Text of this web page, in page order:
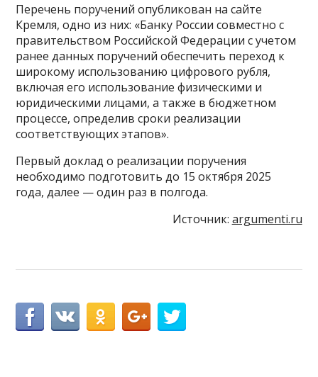
Перечень поручений опубликован на сайте
Кремля, одно из них: «Банку России совместно с
правительством Российской Федерации с учетом
ранее данных поручений обеспечить переход к
широкому использованию цифрового рубля,
включая его использование физическими и
юридическими лицами, а также в бюджетном
процессе, определив сроки реализации
соответствующих этапов».
Первый доклад о реализации поручения
необходимо подготовить до 15 октября 2025
года, далее — один раз в полгода.
Источник: argumenti.ru